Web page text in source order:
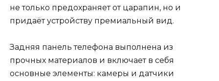
не только предохраняет от царапин, но и
придаёт устройству премиальный вид.
Задняя панель телефона выполнена из
прочных материалов и включает в себя
основные элементы: камеры и датчики